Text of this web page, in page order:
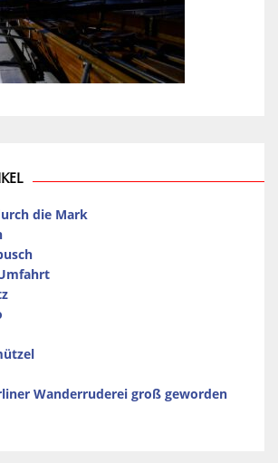
die Mark
Wanderruderei groß geworden